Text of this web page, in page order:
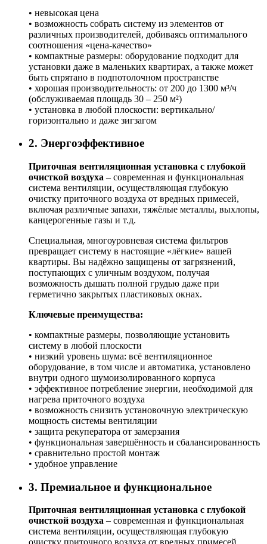
• невысокая цена
• возможность собрать систему из элементов от
различных производителей, добиваясь оптимального
соотношения «цена-качество»
• компактные размеры: оборудование подходит для
установки даже в маленьких квартирах, а также может
быть спрятано в подпотолочном пространстве
• хорошая производительность: от 200 до 1300 м³/ч
(обслуживаемая площадь 30 – 250 м²)
• установка в любой плоскости: вертикально/
горизонтально и даже зигзагом
2. Энергоэффективное
Приточная вентиляционная установка с глубокой
очисткой воздуха – современная и функциональная
система вентиляции, осуществляющая глубокую
очистку приточного воздуха от вредных примесей,
включая различные запахи, тяжёлые металлы, выхлопы,
канцерогенные газы и т.д.
Специальная, многоуровневая система фильтров
превращает систему в настоящие «лёгкие» вашей
квартиры. Вы надёжно защищены от загрязнений,
поступающих с уличным воздухом, получая
возможность дышать полной грудью даже при
герметично закрытых пластиковых окнах.
Ключевые преимущества:
• компактные размеры, позволяющие установить
систему в любой плоскости
• низкий уровень шума: всё вентиляционное
оборудование, в том числе и автоматика, установлено
внутри одного шумоизолированного корпуса
• эффективное потребление энергии, необходимой для
нагрева приточного воздуха
• возможность снизить установочную электрическую
мощность системы вентиляции
• защита рекуператора от замерзания
• функциональная завершённость и сбалансированность
• сравнительно простой монтаж
• удобное управление
3. Премиальное и функциональное
Приточная вентиляционная установка с глубокой
очисткой воздуха – современная и функциональная
система вентиляции, осуществляющая глубокую